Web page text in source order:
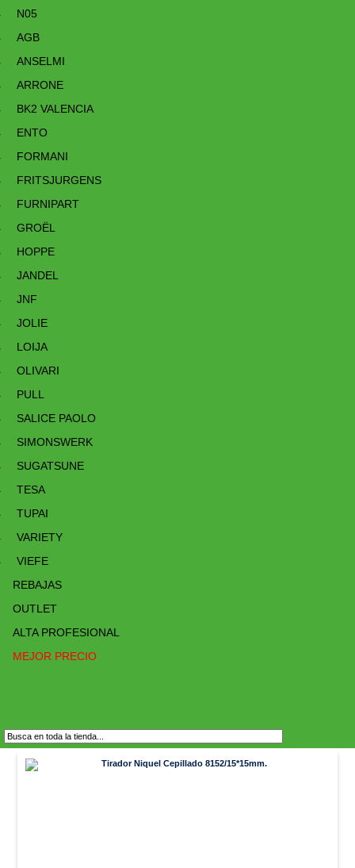
N05
AGB
ANSELMI
ARRONE
BK2 VALENCIA
ENTO
FORMANI
FRITSJURGENS
FURNIPART
GROËL
HOPPE
JANDEL
JNF
JOLIE
LOIJA
OLIVARI
PULL
SALICE PAOLO
SIMONSWERK
SUGATSUNE
TESA
TUPAI
VARIETY
VIEFE
REBAJAS
OUTLET
ALTA PROFESIONAL
MEJOR PRECIO